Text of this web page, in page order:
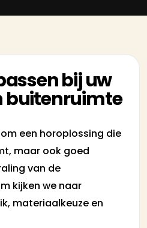
bij uw
buitenruimte
een horoplossing die
maar ook goed
van de
kijken we naar
materiaalkeuze en